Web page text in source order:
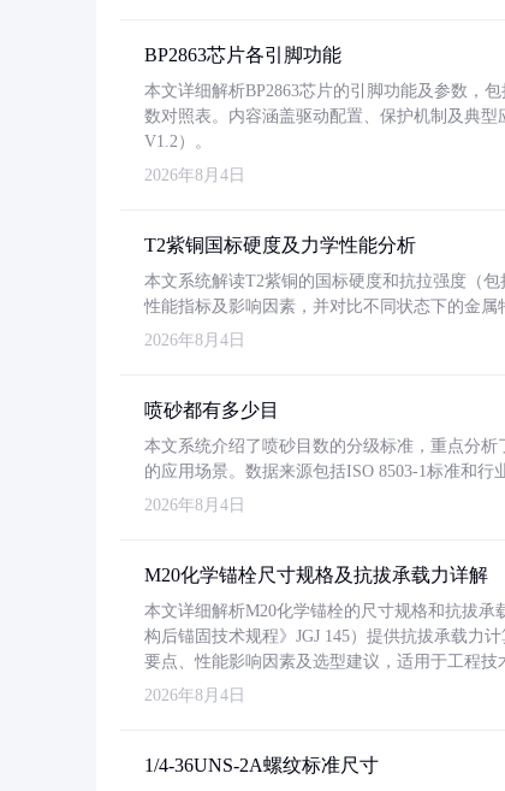
BP2863芯片各引脚功能
本文详细解析BP2863芯片的引脚功能及参数，
数对照表。内容涵盖驱动配置、保护机制及典
V1.2）。
2026年8月4日
T2紫铜国标硬度及力学性能分析
本文系统解读T2紫铜的国标硬度和抗拉强度（
性能指标及影响因素，并对比不同状态下的金属
2026年8月4日
喷砂都有多少目
本文系统介绍了喷砂目数的分级标准，重点分析
的应用场景。数据来源包括ISO 8503-1标准和行
2026年8月4日
M20化学锚栓尺寸规格及抗拔承载力详解
本文详细解析M20化学锚栓的尺寸规格和抗拔
构后锚固技术规程》JGJ 145）提供抗拔承载力
要点、性能影响因素及选型建议，适用于工程技
2026年8月4日
1/4-36UNS-2A螺纹标准尺寸